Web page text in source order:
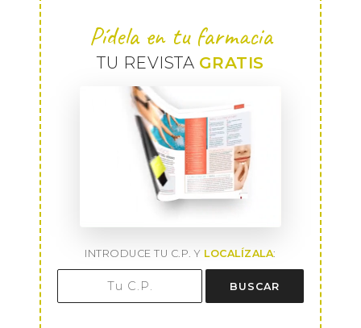
Pídela en tu farmacia
TU REVISTA GRATIS
INTRODUCE TU C.P. Y LOCALÍZALA:
BUSCAR